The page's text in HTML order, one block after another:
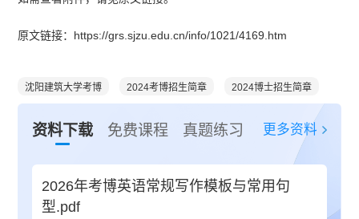
原文链接：https://grs.sjzu.edu.cn/info/1021/4169.htm
沈阳建筑大学考博 2024考博招生简章 2024博士招生简章
资料下载 免费课程 真题练习 更多资料
2026年考博英语常规写作模板与常用句
型.pdf